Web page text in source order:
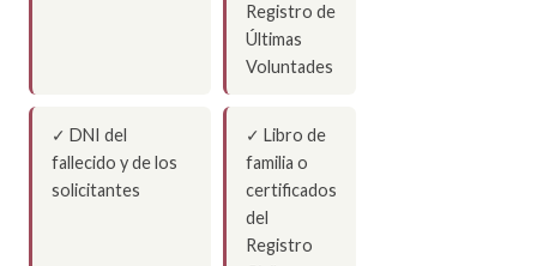
Registro de
Últimas
Voluntades
✓ DNI del
fallecido y de los
solicitantes
✓ Libro de
familia o
certificados
del
Registro